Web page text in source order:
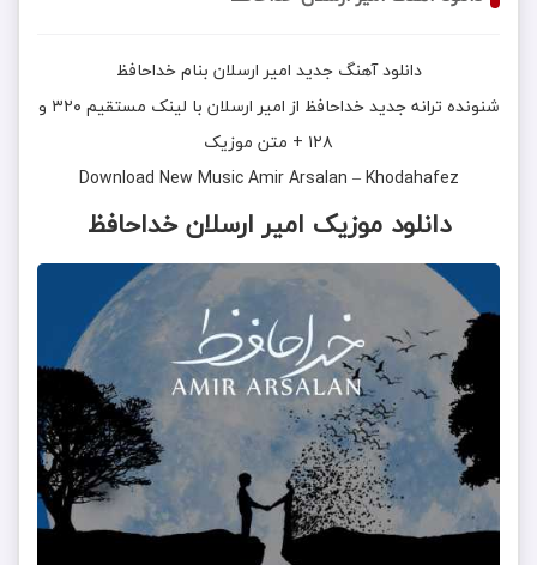
دانلود آهنگ جدید امیر ارسلان بنامخداحافظ
شنونده ترانه جدیدخداحافظ از امیر ارسلان
با لینک مستقیم ۳۲۰ و
۱۲۸ + متن موزیک
Download New MusicAmir Arsalan –Khodahafez
دانلود موزیک امیر ارسلان خداحافظ